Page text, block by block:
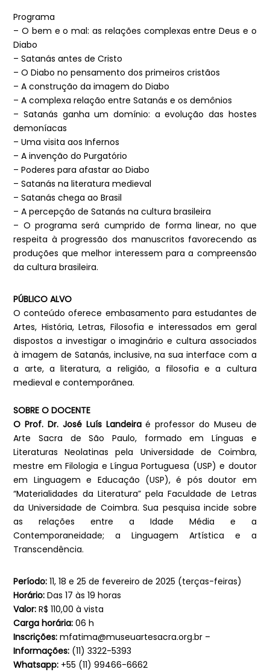
Programa
– O bem e o mal: as relações complexas entre Deus e o
Diabo
– Satanás antes de Cristo
– O Diabo no pensamento dos primeiros cristãos
– A construção da imagem do Diabo
– A complexa relação entre Satanás e os demônios
– Satanás ganha um domínio: a evolução das hostes
demoníacas
– Uma visita aos Infernos
– A invenção do Purgatório
– Poderes para afastar ao Diabo
– Satanás na literatura medieval
– Satanás chega ao Brasil
– A percepção de Satanás na cultura brasileira
– O programa será cumprido de forma linear, no que
respeita à progressão dos manuscritos favorecendo as
produções que melhor interessem para a compreensão
da cultura brasileira.
PÚBLICO ALVO
O conteúdo oferece embasamento para estudantes de
Artes, História, Letras, Filosofia e interessados em geral
dispostos a investigar o imaginário e cultura associados
à imagem de Satanás, inclusive, na sua interface com a
a arte, a literatura, a religião, a filosofia e a cultura
medieval e contemporânea.
SOBRE O DOCENTE
O Prof. Dr. José Luís Landeiraé professor do Museu de
Arte Sacra de São Paulo, formado em Línguas e
Literaturas Neolatinas pela Universidade de Coimbra,
mestre em Filologia e Língua Portuguesa (USP) e doutor
em Linguagem e Educação (USP), é pós doutor em
“Materialidades da Literatura” pela Faculdade de Letras
da Universidade de Coimbra. Sua pesquisa incide sobre
as relações entre a Idade Média e a
Contemporaneidade; a Linguagem Artística e a
Transcendência.
Período: 11, 18 e 25 de fevereiro de 2025 (terças-feiras)
Horário:Das 17 às 19 horas
Valor: R$ 110,00 à vista
Carga horária: 06 h
Inscrições:mfatima@museuartesacra.org.br –
Informações: (11) 3322-5393
Whatsapp: +55 (11) 99466-6662